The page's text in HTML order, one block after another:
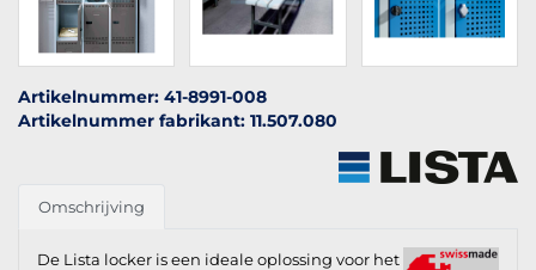
Artikelnummer: 41-8991-008
Artikelnummer fabrikant: 11.507.080
Omschrijving
De Lista locker is een ideale oplossing voor het